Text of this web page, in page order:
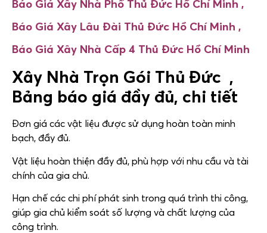
Báo Giá Xây Nhà Phố Thủ Đức Hồ Chí Minh ,
Báo Giá Xây Lâu Đài Thủ Đức Hồ Chí Minh ,
Báo Giá Xây Nhà Cấp 4 Thủ Đức Hồ Chí Minh
Xây Nhà Trọn Gói Thủ Đức ,
Bảng báo giá đầy đủ, chi tiết
Đơn giá các vật liệu được sử dụng hoàn toàn minh
bạch, đầy đủ.
Vật liệu hoàn thiện đầy đủ, phù hợp với nhu cầu và tài
chính của gia chủ.
Hạn chế các chi phí phát sinh trong quá trình thi công,
giúp gia chủ kiểm soát số lượng và chất lượng của
công trình.